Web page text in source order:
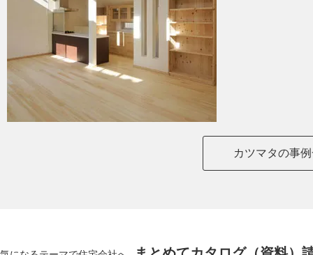
カツマタの事